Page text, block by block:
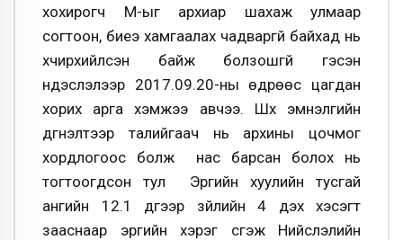
хохирогч М-ыг архиар шахаж улмаар
согтоон, биеэ хамгаалах чадваргүй байхад нь
хүчирхийлсэн байж болзошгүй гэсэн
үндэслэлээр 2017.09.20-ны өдрөөс цагдан
хорих арга хэмжээ авчээ. Шүүх эмнэлгийн
дүгнэлтээр талийгаач нь архины цочмог
хордлогоос болж нас барсан болох нь
тогтоогдсон тул Эрүүгийн хуулийн тусгай
ангийн 12.1 дүгээр зүйлийн 4 дэх хэсэгт
зааснаар эрүүгийн хэрэг үүсгэж Нийслэлийн